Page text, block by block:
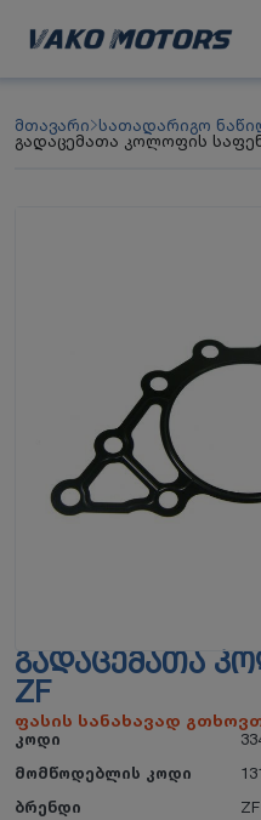
მთავარი სათადარიგო
გადაცემათა კოლოფის
ᲒᲐᲓᲐᲪᲔᲛᲐᲗᲐ
ZF
ფასის სანახავად
კოდი
მომწოდებლის კოდი
ბრენდი
ZF